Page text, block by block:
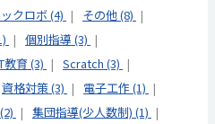
クロボ (4)
その他 (8)
個別指導 (3)
教育 (3)
Scratch (3)
資格対策 (3)
電子工作 (1)
集団指導(少人数制) (1)